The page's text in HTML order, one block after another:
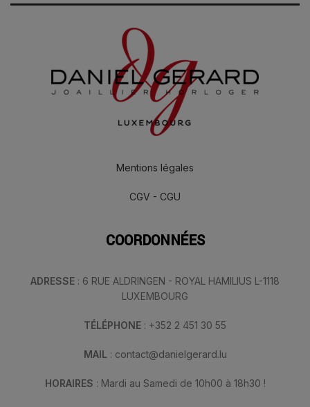
Mentions légales
CGV - CGU
COORDONNÉES
ADRESSE : 6 RUE ALDRINGEN - ROYAL HAMILIUS L-1118
LUXEMBOURG
TÉLÉPHONE : +352 2 451 30 55
MAIL : contact@danielgerard.lu
HORAIRES : Mardi au Samedi de 10h00 à 18h30 !